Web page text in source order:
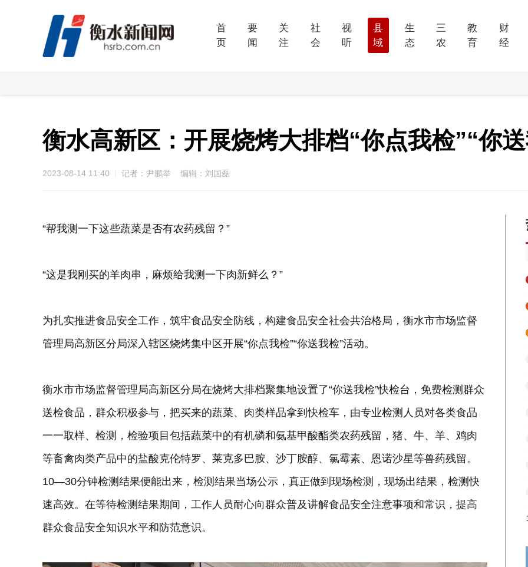
首
页
要
闻
关
注
社
会
视
听
县
域
生
态
三
农
教
育
财
经
衡水高新区：开展烧烤大排档“你点我检”“你
2023-08-14 11:40 记者：尹鹏举 编辑：刘国磊
“帮我测一下这些蔬菜是否有农药残留？”
“这是我刚买的羊肉串，麻烦给我测一下肉新鲜么？”
为扎实推进食品安全工作，筑牢食品安全防线，构建食品安全社会共治格局，衡水市市场监督
管理局高新区分局深入辖区烧烤集中区开展“你点我检”“你送我检”活动。
衡水市市场监督管理局高新区分局在烧烤大排档聚集地设置了“你送我检”快检台，免费检测群众
送检食品，群众积极参与，把买来的蔬菜、肉类样品拿到快检车，由专业检测人员对各类食品
一一取样、检测，检验项目包括蔬菜中的有机磷和氨基甲酸酯类农药残留，猪、牛、羊、鸡肉
等畜禽肉类产品中的盐酸克伦特罗、莱克多巴胺、沙丁胺醇、氯霉素、恩诺沙星等兽药残留。
10—30分钟检测结果便能出来，检测结果当场公示，真正做到现场检测，现场出结果，检测快
速高效。在等待检测结果期间，工作人员耐心向群众普及讲解食品安全注意事项和常识，提高
群众食品安全知识水平和防范意识。